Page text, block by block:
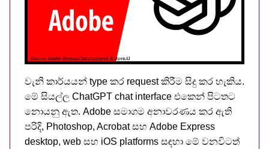
වැනි කාර්යයන් type කර request කිරීම සිදු කර හැකිය.
මේ සියල්ල ChatGPT chat interface එකෙන් පිටතට
නොයනු ඇත. Adobe සමාගම අනාවරණය කර ඇති
පරිදි, Photoshop, Acrobat සහ Adobe Express
desktop, web සහ iOS platforms සඳහා මේ වනවිටත්